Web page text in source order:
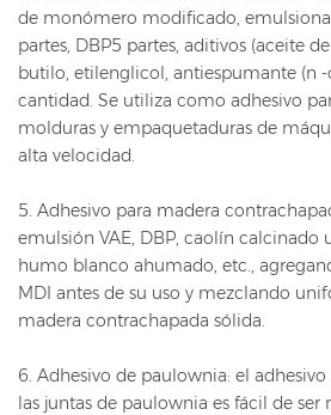
de monómero modificado,
partes, DBP5 partes, aditivos (aceite
butilo, etilenglicol, antiespumante (n
cantidad. Se utiliza como adhesivo
molduras y empaquetaduras de
alta velocidad.
5. Adhesivo para madera
emulsión VAE, DBP, caolín calcinado
humo blanco ahumado, etc.,
MDI antes de su uso y mezclando
madera contrachapada sólida.
6. Adhesivo de paulownia: el
las juntas de paulownia es fácil de ser